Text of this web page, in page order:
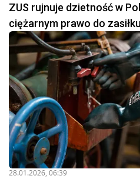
ZUS rujnuje dzietność w
ciężarnym prawo do zasiłku
28.01.2026, 06:39